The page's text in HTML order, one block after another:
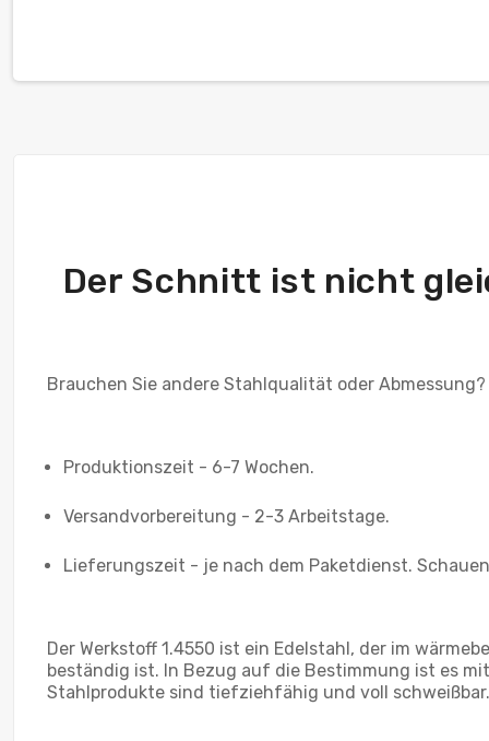
Der Schnitt ist nicht
Brauchen Sie andere Stahlqualität oder
Produktionszeit - 6-7 Wochen.
Versandvorbereitung - 2-3 Arbeitstage.
Lieferungszeit - je nach dem Paketdienst.
Der Werkstoff 1.4550 ist ein Edelstahl, der im
beständig ist. In Bezug auf die Bestimmung ist es
Stahlprodukte sind tiefziehfähig und voll